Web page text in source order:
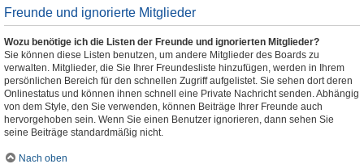
Freunde und ignorierte Mitglieder
Wozu benötige ich die Listen der Freunde und ignorierten Mitglieder?
Sie können diese Listen benutzen, um andere Mitglieder des Boards zu
verwalten. Mitglieder, die Sie Ihrer Freundesliste hinzufügen, werden in Ihrem
persönlichen Bereich für den schnellen Zugriff aufgelistet. Sie sehen dort deren
Onlinestatus und können ihnen schnell eine Private Nachricht senden. Abhängig
von dem Style, den Sie verwenden, können Beiträge Ihrer Freunde auch
hervorgehoben sein. Wenn Sie einen Benutzer ignorieren, dann sehen Sie
seine Beiträge standardmäßig nicht.
Nach oben